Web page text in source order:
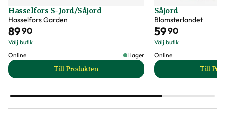
Hasselfors S-Jord/Såjord
Hasselfors Garden
8990
Välj butik
Online
I lager
Till Produkten
till Hasselfors S-Jord/Såjord produktsida
Såjord
Blomsterlandet
5990
Välj butik
Online
Till